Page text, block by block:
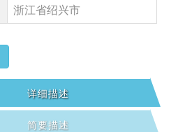
浙江省绍兴市
详细描述
简要描述